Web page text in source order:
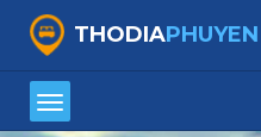
THODIAPHUYEN